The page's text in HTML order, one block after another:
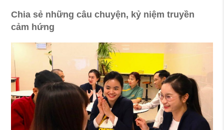
Chia sẻ những câu chuyện, kỷ niệm truyền
cảm hứng